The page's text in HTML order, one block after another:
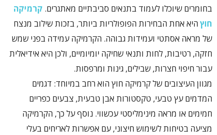
בחומרים שיוכלו לעמוד בתנאים סביבתיים מאתגרים. קרמיקה
חוץהיא אחת הבחירות הפופולריות ביותר, בזכות שילוב מנצח
של מראה אסתטי ועמידות גבוהה. הקרמיקה עמידה בפני שמש
חזקה, רטיבות, לחות ותנאי שחיקה יומיומיים, ולכן היא אידיאלית
עבור חיפוי חצרות, שבילים, גינות ומרפסות.
מגוון העיצובים של קרמיקה חוץ הוא רחב במיוחד: דגמים
המדמים עץ טבעי, טקסטורות אבן טבעית, צבעים כפריים
חמימים או מראה מינימליסטי עכשווי. נוסף על כך, הקרמיקה
מציעה בטיחות לשימוש חיצוני, עם אפשרות לאריחים בעלי